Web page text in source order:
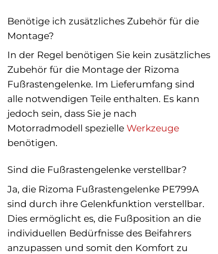
Benötige ich zusätzliches Zubehör für die
Montage?
In der Regel benötigen Sie kein zusätzliches
Zubehör für die Montage der Rizoma
Fußrastengelenke. Im Lieferumfang sind
alle notwendigen Teile enthalten. Es kann
jedoch sein, dass Sie je nach
Motorradmodell spezielle Werkzeuge
benötigen.
Sind die Fußrastengelenke verstellbar?
Ja, die Rizoma Fußrastengelenke PE799A
sind durch ihre Gelenkfunktion verstellbar.
Dies ermöglicht es, die Fußposition an die
individuellen Bedürfnisse des Beifahrers
anzupassen und somit den Komfort zu